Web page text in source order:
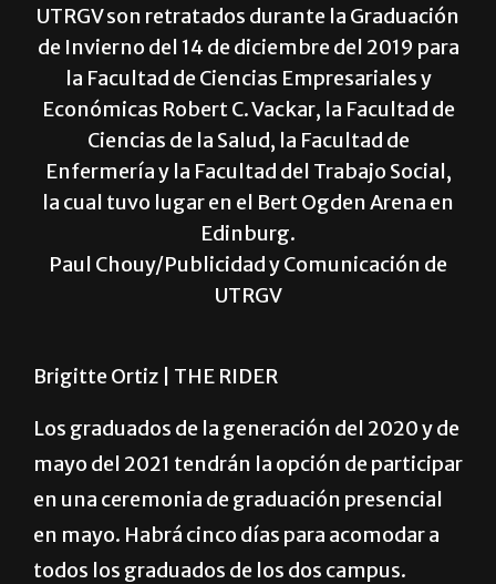
UTRGV son retratados durante la Graduación
de Invierno del 14 de diciembre del 2019 para
la Facultad de Ciencias Empresariales y
Económicas Robert C. Vackar, la Facultad de
Ciencias de la Salud, la Facultad de
Enfermería y la Facultad del Trabajo Social,
la cual tuvo lugar en el Bert Ogden Arena en
Edinburg.
Paul Chouy/Publicidad y Comunicación de
UTRGV
Brigitte Ortiz | THE RIDER
Los graduados de la generación del 2020 y de
mayo del 2021 tendrán la opción de participar
en una ceremonia de graduación presencial
en mayo. Habrá cinco días para acomodar a
todos los graduados de los dos campus.